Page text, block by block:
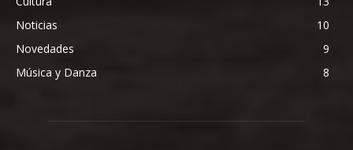
Noticias
10
Novedades
9
Música y Danza
8